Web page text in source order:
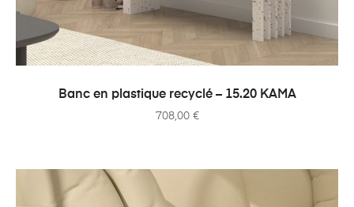
AJOUTER AU PANIER
Banc en plastique recyclé – 15.20 KAMA
708,00 €